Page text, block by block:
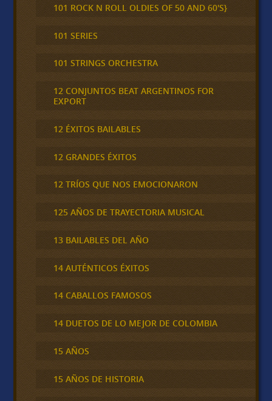
101 ROCK N ROLL OLDIES OF 50 AND 60'S}
101 SERIES
101 STRINGS ORCHESTRA
12 CONJUNTOS BEAT ARGENTINOS FOR
EXPORT
12 ÉXITOS BAILABLES
12 GRANDES ÉXITOS
12 TRÍOS QUE NOS EMOCIONARON
125 AÑOS DE TRAYECTORIA MUSICAL
13 BAILABLES DEL AÑO
14 AUTÉNTICOS ÉXITOS
14 CABALLOS FAMOSOS
14 DUETOS DE LO MEJOR DE COLOMBIA
15 AÑOS
15 AÑOS DE HISTORIA